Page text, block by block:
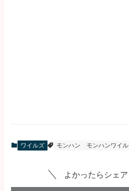
ワイルズ モンハン モンハンワイ
よかったらシェア